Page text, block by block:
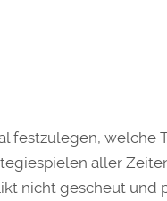
festzulegen, welche
aller
nicht gescheut und